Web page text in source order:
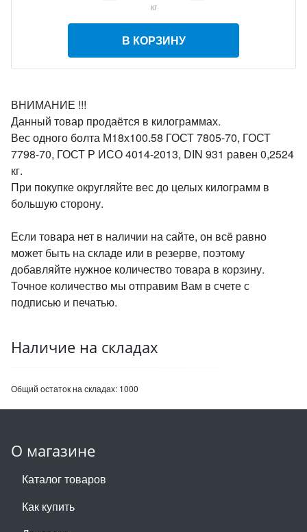
кг
В КОРЗИНУ
ВНИМАНИЕ !!!
Данный товар продаётся в килограммах.
Вес одного болта М18х100.58 ГОСТ 7805-70, ГОСТ
7798-70, ГОСТ Р ИСО 4014-2013, DIN 931 равен 0,2524
кг.
При покупке округляйте вес до целых килограмм в
большую сторону.
Если товара нет в наличии на сайте, он всё равно
может быть на складе или в резерве, поэтому
добавляйте нужное количество товара в корзину.
Точное количество мы отправим Вам в счете с
подписью и печатью.
Наличие на складах
Общий остаток на складах: 1000
О магазине
Каталог товаров
Как купить